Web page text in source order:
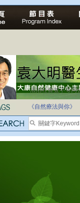
法治社會並不等同
《自然療法與你》